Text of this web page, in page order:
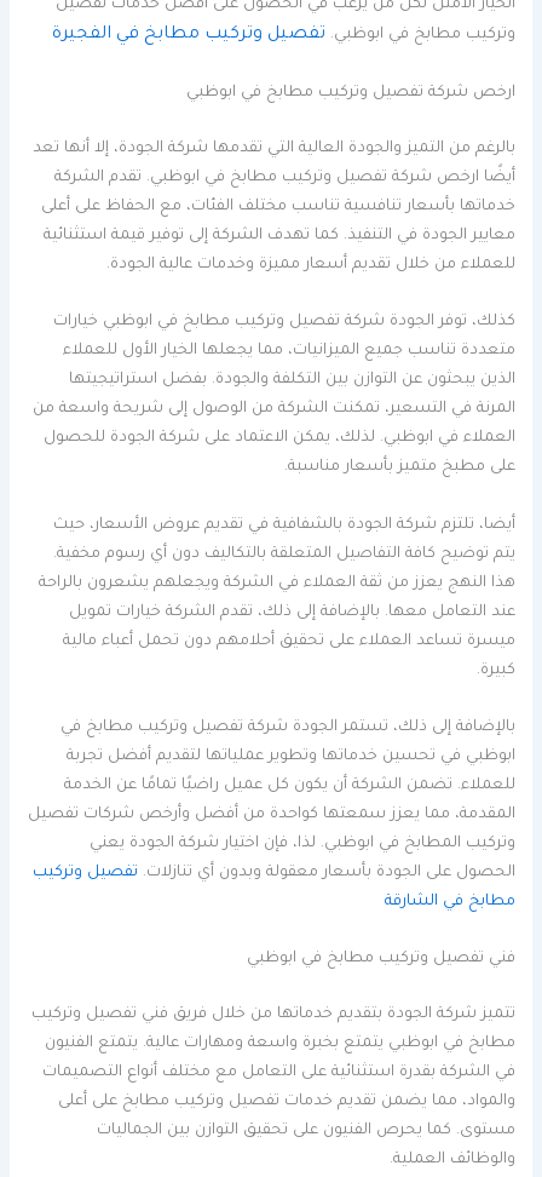
الخيار الأمثل لكل من يرغب في الحصول على أفضل خدمات تفصيل
وتركيب مطابخ في ابوظبي. تفصيل وتركيب مطابخ في الفجيرة
ارخص شركة تفصيل وتركيب مطابخ في ابوظبي
بالرغم من التميز والجودة العالية التي تقدمها شركة الجودة، إلا أنها تعد
أيضًا ارخص شركة تفصيل وتركيب مطابخ في ابوظبي. تقدم الشركة
خدماتها بأسعار تنافسية تناسب مختلف الفئات، مع الحفاظ على أعلى
معايير الجودة في التنفيذ. كما تهدف الشركة إلى توفير قيمة استثنائية
للعملاء من خلال تقديم أسعار مميزة وخدمات عالية الجودة.
كذلك، توفر الجودة شركة تفصيل وتركيب مطابخ في ابوظبي خيارات
متعددة تناسب جميع الميزانيات، مما يجعلها الخيار الأول للعملاء
الذين يبحثون عن التوازن بين التكلفة والجودة. بفضل استراتيجيتها
المرنة في التسعير، تمكنت الشركة من الوصول إلى شريحة واسعة من
العملاء في ابوظبي. لذلك، يمكن الاعتماد على شركة الجودة للحصول
على مطبخ متميز بأسعار مناسبة.
أيضا، تلتزم شركة الجودة بالشفافية في تقديم عروض الأسعار، حيث
يتم توضيح كافة التفاصيل المتعلقة بالتكاليف دون أي رسوم مخفية.
هذا النهج يعزز من ثقة العملاء في الشركة ويجعلهم يشعرون بالراحة
عند التعامل معها. بالإضافة إلى ذلك، تقدم الشركة خيارات تمويل
ميسرة تساعد العملاء على تحقيق أحلامهم دون تحمل أعباء مالية
كبيرة.
بالإضافة إلى ذلك، تستمر الجودة شركة تفصيل وتركيب مطابخ في
ابوظبي في تحسين خدماتها وتطوير عملياتها لتقديم أفضل تجربة
للعملاء. تضمن الشركة أن يكون كل عميل راضيًا تمامًا عن الخدمة
المقدمة، مما يعزز سمعتها كواحدة من أفضل وأرخص شركات تفصيل
وتركيب المطابخ في ابوظبي. لذا، فإن اختيار شركة الجودة يعني
الحصول على الجودة بأسعار معقولة وبدون أي تنازلات. تفصيل وتركيب
مطابخ في الشارقة
فني تفصيل وتركيب مطابخ في ابوظبي
تتميز شركة الجودة بتقديم خدماتها من خلال فريق فني تفصيل وتركيب
مطابخ في ابوظبي يتمتع بخبرة واسعة ومهارات عالية. يتمتع الفنيون
في الشركة بقدرة استثنائية على التعامل مع مختلف أنواع التصميمات
والمواد، مما يضمن تقديم خدمات تفصيل وتركيب مطابخ على أعلى
مستوى. كما يحرص الفنيون على تحقيق التوازن بين الجماليات
والوظائف العملية.